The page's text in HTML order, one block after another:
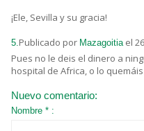
¡Ele, Sevilla y su gracia!
5.Publicado por Mazagoitia el
Pues no le deis el dinero a
hospital de Africa, o lo
Nuevo comentario:
Nombre * :